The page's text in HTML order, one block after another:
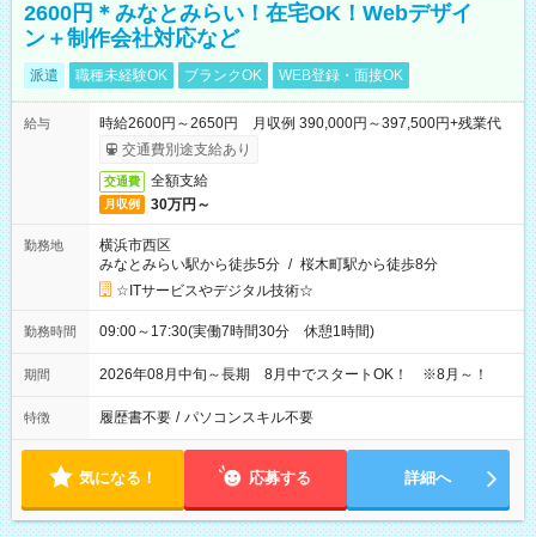
2600円＊みなとみらい！在宅OK！Webデザイ
ン＋制作会社対応など
派遣 職種未経験OK ブランクOK WEB登録・面接OK
給与
時給2600円～2650円 月収例 390,000円～397,500円+残業代
交通費別途支給あり
交通費 全額支給
月収例 30万円～
勤務地
横浜市西区
みなとみらい駅から徒歩5分 / 桜木町駅から徒歩8分
☆ITサービスやデジタル技術☆
勤務時間 09:00～17:30(実働7時間30分 休憩1時間)
期間 2026年08月中旬～長期 8月中でスタートOK！ ※8月～！
特徴 履歴書不要 / パソコンスキル不要
気になる！ 応募する 詳細へ